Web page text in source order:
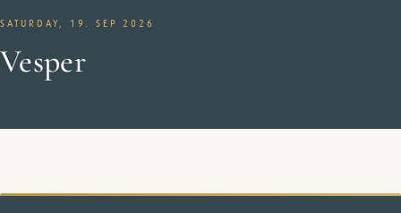
SATURDAY, 19. SEP 2026
Vesper